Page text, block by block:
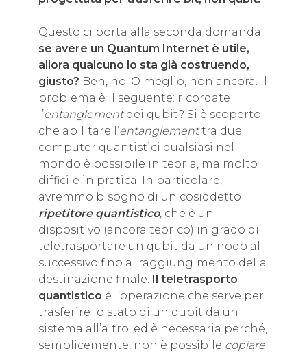
Questo ci porta alla seconda domanda:
se avere un Quantum Internet è utile,
allora qualcuno lo sta già costruendo,
giusto? Beh, no. O meglio, non ancora. Il
problema è il seguente: ricordate
l’entanglementdei qubit? Si è scoperto
che abilitare l’entanglementtra due
computer quantistici qualsiasi nel
mondo è possibile in teoria, ma molto
difficile in pratica. In particolare,
avremmo bisogno di un cosiddetto
ripetitore quantistico, che è un
dispositivo (ancora teorico) in grado di
teletrasportare un qubit da un nodo al
successivo fino al raggiungimento della
destinazione finale.
Il teletrasporto
quantistico è l’operazione che serve per
trasferire lo stato di un qubit da un
sistema all’altro, ed è necessaria perché,
semplicemente, non è possibile copiare